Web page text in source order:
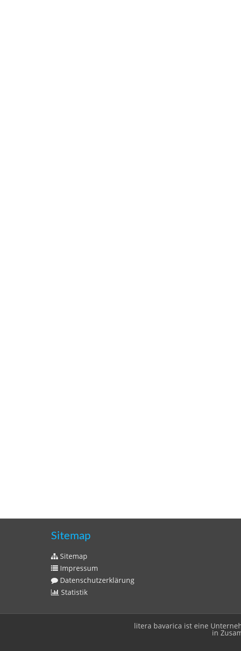
Sitemap
Sitemap
Impressum
Datenschutzerklärung
Statistik
litera bavarica ist eine
in